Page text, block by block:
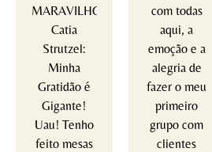
MARAVILHOSA
Catia
Strutzel:
Minha
Gratidão é
Gigante!
Uau! Tenho
feito mesas
com todas
aqui, a
emoção e a
alegria de
fazer o meu
primeiro
grupo com
clientes